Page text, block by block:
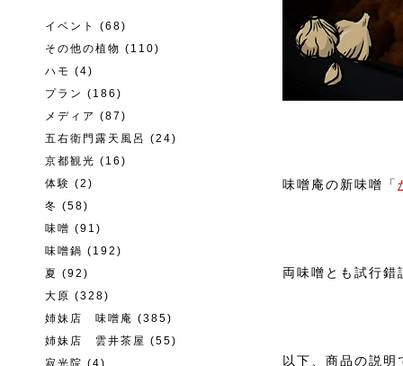
イベント
(68)
その他の植物 (110)
ハモ (4)
プラン (186)
メディア (87)
五右衛門露天風呂 (24)
京都観光 (16)
体験 (2)
冬 (58)
味噌 (91)
味噌鍋 (192)
夏 (92)
大原 (328)
姉妹店 味噌庵 (385)
姉妹店 雲井茶屋 (55)
寂光院 (4)
味噌庵の新味噌「
両味噌とも試行
以下、商品の説明